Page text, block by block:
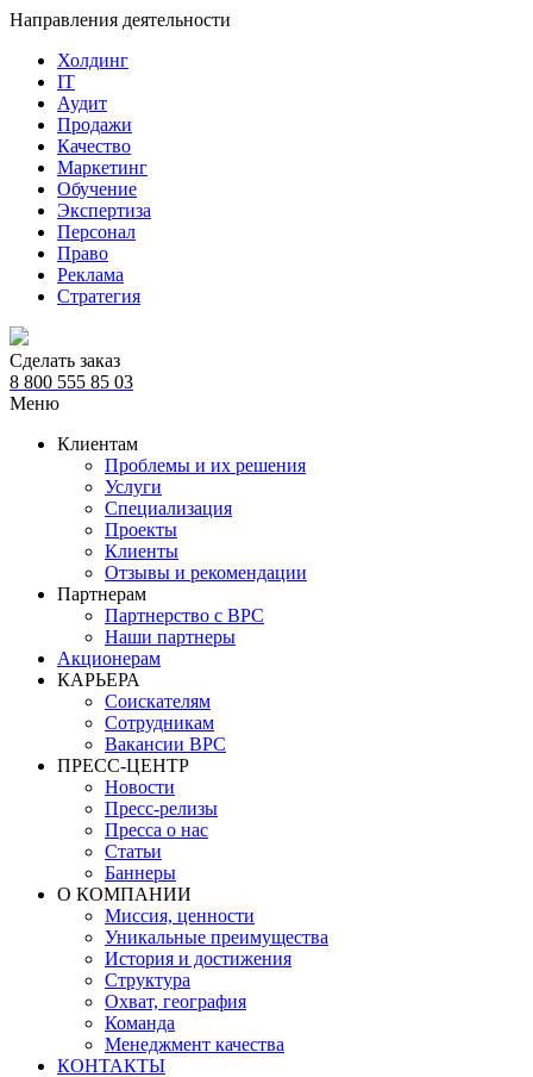
Направления деятельности
Холдинг
IT
Аудит
Продажи
Качество
Маркетинг
Обучение
Экспертиза
Персонал
Право
Реклама
Стратегия
Сделать заказ
8 800 555 85 03
Меню
Клиентам
Проблемы и их решения
Услуги
Специализация
Проекты
Клиенты
Отзывы и рекомендации
Партнерам
Партнерство с BPC
Наши партнеры
Акционерам
КАРЬЕРА
Соискателям
Сотрудникам
Вакансии BPC
ПРЕСС-ЦЕНТР
Новости
Пресс-релизы
Пресса о нас
Статьи
Баннеры
О КОМПАНИИ
Миссия, ценности
Уникальные преимущества
История и достижения
Структура
Охват, география
Команда
Менеджмент качества
КОНТАКТЫ